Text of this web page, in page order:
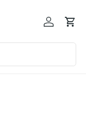
Inloggen